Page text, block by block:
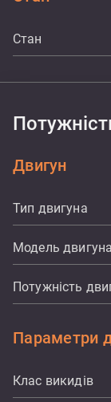
Стан
Двигун
Тип двигуна
Модель двигуна
Потужність
Параметри
Клас викидів